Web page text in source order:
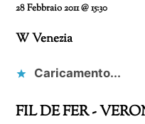
28 Febbraio 2011 @ 15:30
W Venezia
Caricamento...
FIL DE FER -